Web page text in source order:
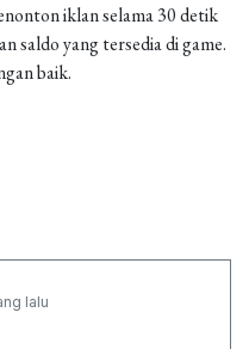
iklan selama 30 detik
saldo yang tersedia di game.
baik.
lalu